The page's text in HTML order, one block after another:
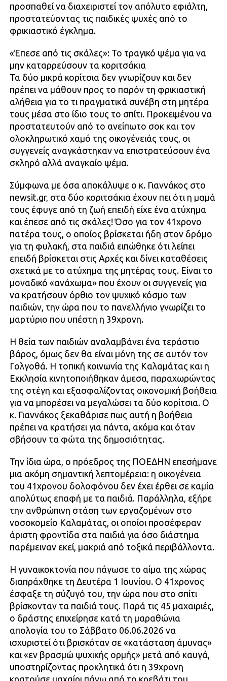
προσπαθεί να διαχειριστεί τον απόλυτο εφιάλτη,
προστατεύοντας τις παιδικές ψυχές από το
φρικιαστικό έγκλημα.
«Έπεσε από τις σκάλες»: Το τραγικό ψέμα για να
μην καταρρεύσουν τα κοριτσάκια
Τα δύο μικρά κορίτσια δεν γνωρίζουν και δεν
πρέπει να μάθουν προς το παρόν τη φρικιαστική
αλήθεια για το τι πραγματικά συνέβη στη μητέρα
τους μέσα στο ίδιο τους το σπίτι. Προκειμένου να
προστατευτούν από το ανείπωτο σοκ και τον
ολοκληρωτικό χαμό της οικογένειάς τους, οι
συγγενείς αναγκάστηκαν να επιστρατεύσουν ένα
σκληρό αλλά αναγκαίο ψέμα.
Σύμφωνα με όσα αποκάλυψε ο κ. Γιαννάκος στο
newsit.gr, στα δύο κοριτσάκια έχουν πει ότι η μαμά
τους έφυγε από τη ζωή επειδή είχε ένα ατύχημα
και έπεσε από τις σκάλες! Όσο για τον 41χρονο
πατέρα τους, ο οποίος βρίσκεται ήδη στον δρόμο
για τη φυλακή, στα παιδιά ειπώθηκε ότι λείπει
επειδή βρίσκεται στις Αρχές και δίνει καταθέσεις
σχετικά με το ατύχημα της μητέρας τους. Είναι το
μοναδικό «ανάχωμα» που έχουν οι συγγενείς για
να κρατήσουν όρθιο τον ψυχικό κόσμο των
παιδιών, την ώρα που το πανελλήνιο γνωρίζει το
μαρτύριο που υπέστη η 39χρονη.
Η θεία των παιδιών αναλαμβάνει ένα τεράστιο
βάρος, όμως δεν θα είναι μόνη της σε αυτόν τον
Γολγοθά. Η τοπική κοινωνία της Καλαμάτας και η
Εκκλησία κινητοποιήθηκαν άμεσα, παραχωρώντας
της στέγη και εξασφαλίζοντας οικονομική βοήθεια
για να μπορέσει να μεγαλώσει τα δύο κορίτσια. Ο
κ. Γιαννάκος ξεκαθάρισε πως αυτή η βοήθεια
πρέπει να κρατήσει για πάντα, ακόμα και όταν
σβήσουν τα φώτα της δημοσιότητας.
Την ίδια ώρα, ο πρόεδρος της ΠΟΕΔΗΝ επεσήμανε
μια ακόμη σημαντική λεπτομέρεια: η οικογένεια
του 41χρονου δολοφόνου δεν έχει έρθει σε καμία
απολύτως επαφή με τα παιδιά. Παράλληλα, εξήρε
την ανθρώπινη στάση των εργαζομένων στο
νοσοκομείο Καλαμάτας, οι οποίοι προσέφεραν
άριστη φροντίδα στα παιδιά για όσο διάστημα
παρέμειναν εκεί, μακριά από τοξικά περιβάλλοντα.
Η γυναικοκτονία που πάγωσε το αίμα της χώρας
διαπράχθηκε τη Δευτέρα 1 Ιουνίου. Ο 41χρονος
έσφαξε τη σύζυγό του, την ώρα που στο σπίτι
βρίσκονταν τα παιδιά τους. Παρά τις 45 μαχαιριές,
ο δράστης επιχείρησε κατά τη μαραθώνια
απολογία του το Σάββατο 06.06.2026 να
ισχυριστεί ότι βρισκόταν σε «κατάσταση άμυνας»
και «εν βρασμώ ψυχικής ορμής» μετά από καυγά,
υποστηρίζοντας προκλητικά ότι η 39χρονη